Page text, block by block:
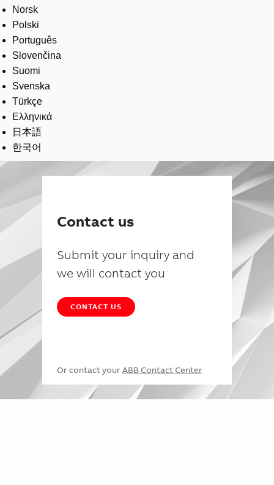
Norsk
Polski
Português
Slovenčina
Suomi
Svenska
Türkçe
Ελληνικά
日本語
한국어
Contact us
Submit your inquiry and
we will contact you
CONTACT US
Or contact your ABB Contact Center